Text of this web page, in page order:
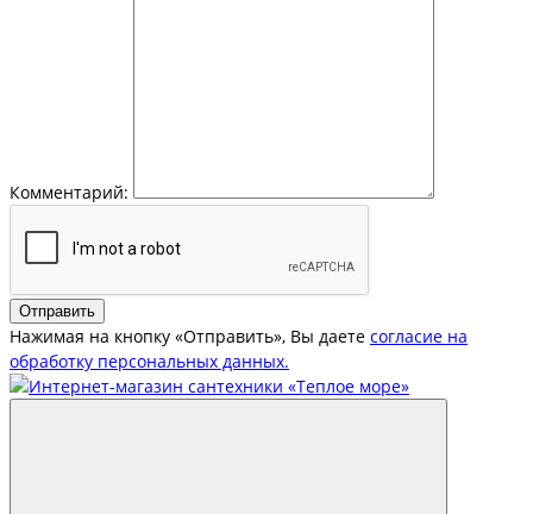
Комментарий:
Отправить
Нажимая на кнопку «Отправить», Вы даете согласие на
обработку персональных данных.